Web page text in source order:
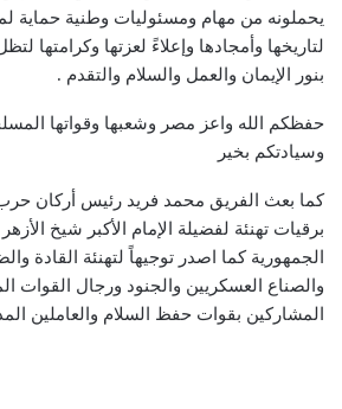
يحملونه من مهام ومسئوليات وطنية حماية
لتاريخها وأمجادها وإعلاءً لعزتها وكرامتها
بنور الإيمان والعمل والسلام والتقدم .
حفظكم الله واعز مصر وشعبها وقواتها
وسيادتكم بخير
كما بعث الفريق محمد فريد رئيس أركان
برقيات تهنئة لفضيلة الإمام الأكبر شيخ
الجمهورية كما اصدر توجيهاً لتهنئة القادة
والصناع العسكريين والجنود ورجال القوات
المشاركين بقوات حفظ السلام والعاملين